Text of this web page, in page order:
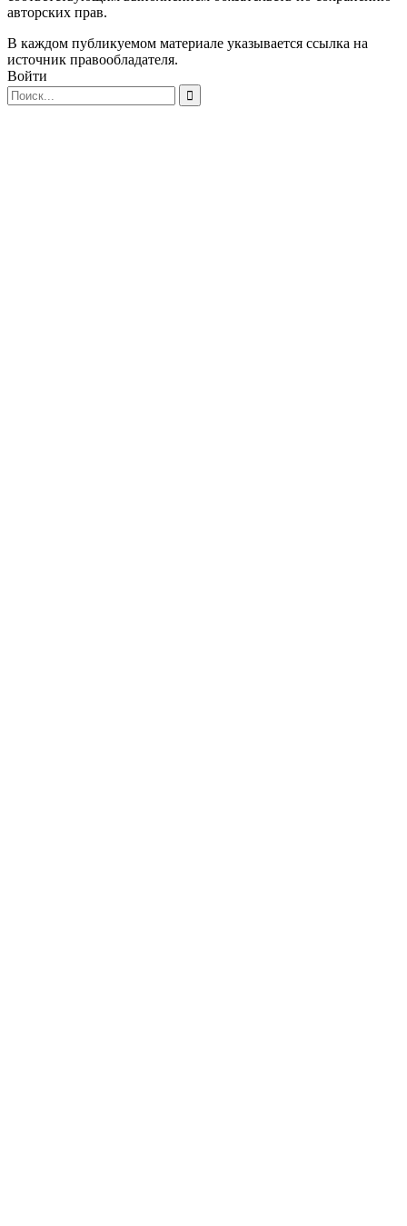
авторских прав.
В каждом публикуемом материале указывается ссылка на
источник правообладателя.
Войти